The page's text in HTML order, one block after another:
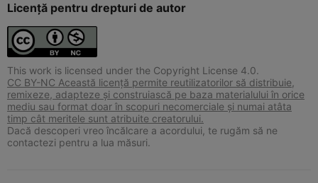
Licență pentru drepturi de autor
This work is licensed under the Copyright License 4.0.
CC BY-NC Această licență permite reutilizatorilor să distribuie,
remixeze, adapteze și construiască pe baza materialului în orice
mediu sau format doar în scopuri necomerciale și numai atâta
timp cât meritele sunt atribuite creatorului.
Dacă descoperi vreo încălcare a acordului, te rugăm să ne
contactezi pentru a lua măsuri.